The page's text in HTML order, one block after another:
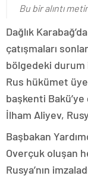
Bu bir alıntı
Dağlık
çatışmaları
bölgedeki
Rus hükümet
başkenti
İlham Aliyev,
Başbakan
Overçuk oluşan
Rusya’nın